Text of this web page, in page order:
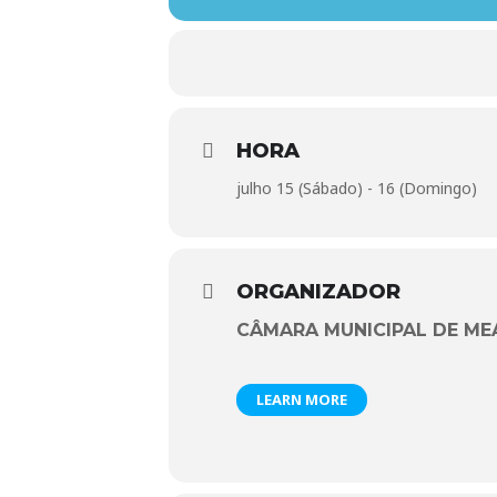
HORA
julho 15 (Sábado) - 16 (Domingo)
ORGANIZADOR
CÂMARA MUNICIPAL DE
LEARN MORE